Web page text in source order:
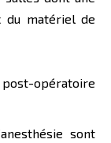
du matériel de
opératoire
sont